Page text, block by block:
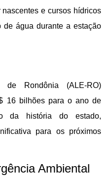
e cursos hídricos
de água durante a estação
de Rondônia (ALE-RO)
16 bilhões para o ano de
da história do estado,
para os próximos
Ambiental